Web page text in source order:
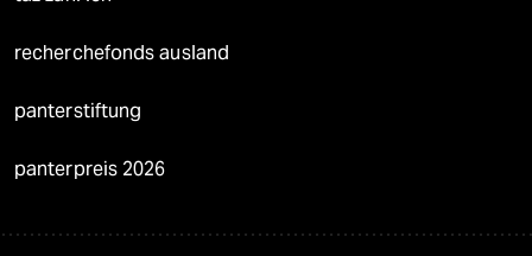
recherchefonds ausland
panterstiftung
panterpreis 2026